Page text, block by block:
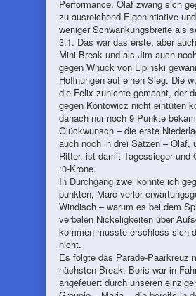
Performance. Olaf zwang sich
zu ausreichend Eigenintiative
weniger Schwankungsbreite als
3:1. Das war das erste, aber
Mini-Break und als Jim auch
gegen Wnuck von Lipinski
Hoffnungen auf einen Sieg. Die
die Felix zunichte gemacht, der
gegen Kontowicz nicht eintüten
danach nur noch 9 Punkte
Glückwunsch – die erste
auch noch in drei Sätzen – Olaf,
Ritter, ist damit Tagessieger und
:0-Krone.
In Durchgang zwei konnte ich
punkten, Marc verlor
Windisch – warum es bei dem
verbalen Nickeligkeiten über
kommen musste erschloss sich
nicht.
Es folgte das Parade-Paarkreuz
nächsten Break: Boris war in
angefeuert durch unseren